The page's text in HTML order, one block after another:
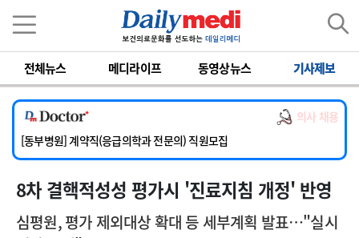
전체뉴스 메디라이프 동영상뉴스 기사제보
의사 채용
[서울아산병원] 2026년 하반기 인턴 모집
[영남대학교의료원] 마취통증의학과 임기제 임상의사 채용
[충남대학교병원] 소아청소년과(소아응급전담) 계약직 의사 공개채용
[동부병원] 계약직(응급의학과 전문의) 직원모집
[이대목동병원] 하반기 전공의(레지던트1년차) 모집
[서울아산병원] 2026년 하반기 인턴 모집
8차 결핵적성성 평가시 '진료지침 개정' 반영
심평원, 평가 제외대상 확대 등 세부계획 발표…"실시